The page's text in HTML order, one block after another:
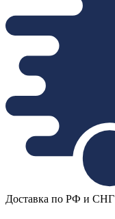
Доставка по РФ и СНГ